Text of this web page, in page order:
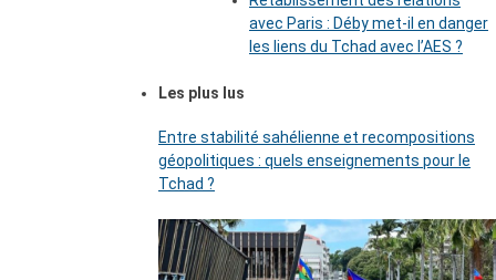
avec Paris : Déby met-il en danger
les liens du Tchad avec l’AES ?
Les plus lus
Entre stabilité sahélienne et recompositions
géopolitiques : quels enseignements pour le
Tchad ?